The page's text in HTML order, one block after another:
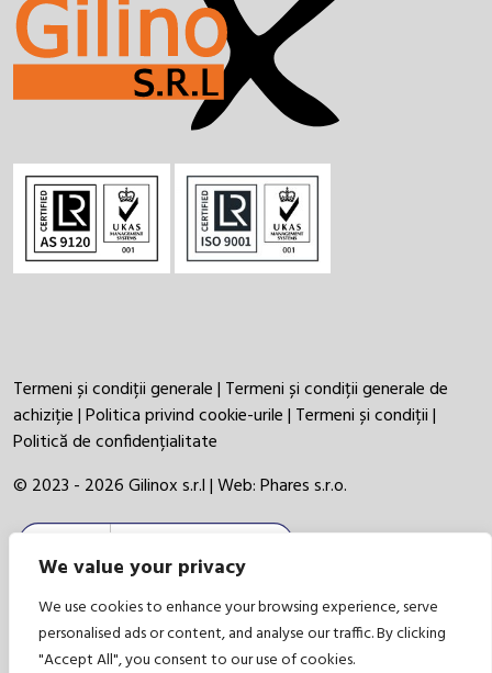
We value your privacy
We use cookies to enhance your browsing experience, serve
personalised ads or content, and analyse our traffic. By clicking
"Accept All", you consent to our use of cookies.
Termeni și condiții generale| Termeni și condiții generale de
achiziție|Politica privind cookie-urile| Termeni și condiții|
Politică de confidențialitate
© 2023 - 2026 Gilinox s.r.l | Web:Phares s.r.o.